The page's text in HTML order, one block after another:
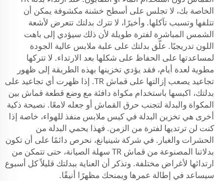
الخاصة بك، لا تجلس على أسطح خشنة مكشوفة يمكن أن
تتلفها وتسبب تآكلها. وأخيرًا، لا تترك بدلتك تتعرض لأشعة
الشمس المباشرة لفترة طويلة لأن ذلك سيؤدي إلى باهت
اللون تدريجيًا. علّق بدلتك على علبة ملابس عالية الجودة
لمساعدتها على الحفاظ على شكلها بعد الارتداء. لا تتركها
مطوية لعدة أيام، فقد يؤدي تخزينها بهذه الطريقة إلى ظهور
تجاعيد يصعب إزالتها على قماش TR. إذا ظهرت أي تجاعيد على
بدلتك، اكبسها باستخدام مكواة دافئة مع وضع قطعة قماش بين
المكواة والبدلة لتجنب حرق القماش أو جعله لامعًا. نصيحة ذكية
أخرى هي تخزين البدلة في كيس ملابس منفذ للهواء، خاصة إذا
كنت لن ترتديها لفترة من الزمن. فهذا يحمي البدلة من
الحشرات والغبار. في شركة شينيانغ، نحرص دائمًا على أن تكون
بدلاتنا المصنوعة من قماش TR سهلة الصيانة، حتى تتمكن من
ارتدائها لأغراض مختلفة. وتذكر أن العناية ببدلتك قليلاً كل أسبوع
سيساعد في إطالة عمرها ويمنحك مظهرًا أنيقًا.